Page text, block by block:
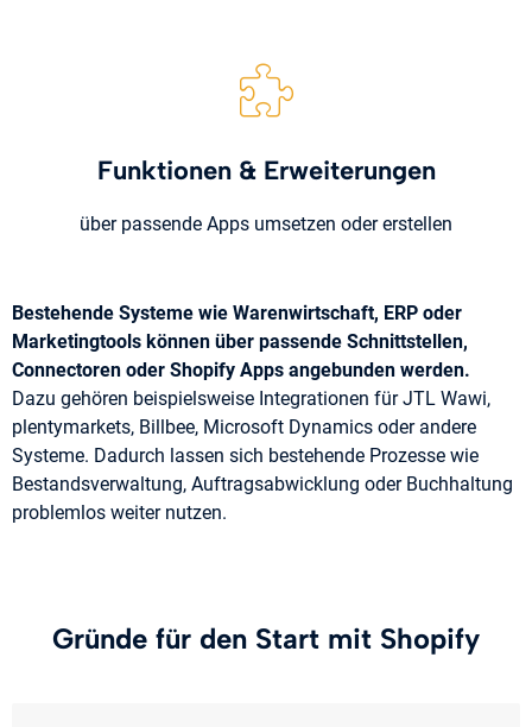
Funktionen & Erweiterungen
über passende Apps umsetzen oder erstellen
Bestehende Systeme wie Warenwirtschaft, ERP oder
Marketingtools können über passende Schnittstellen,
Connectoren oder Shopify Apps angebunden werden.
Dazu gehören beispielsweise Integrationen für JTL Wawi,
plentymarkets, Billbee, Microsoft Dynamics oder andere
Systeme. Dadurch lassen sich bestehende Prozesse wie
Bestandsverwaltung, Auftragsabwicklung oder Buchhaltung
problemlos weiter nutzen.
Gründe für den Start mit Shopify